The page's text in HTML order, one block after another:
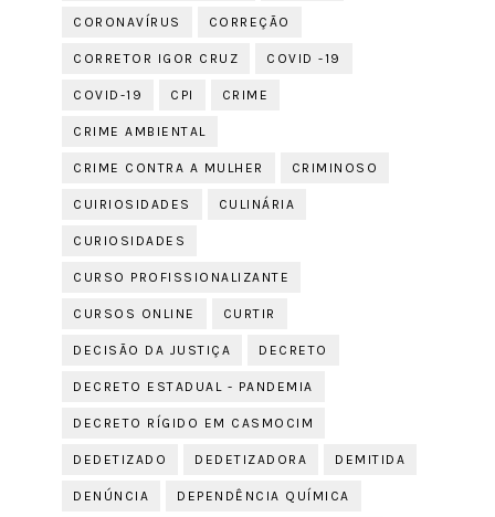
CORONAVÍRUS CORREÇÃO
CORRETOR IGOR CRUZ COVID -19
COVID-19 CPI CRIME
CRIME AMBIENTAL
CRIME CONTRA A MULHER CRIMINOSO
CUIRIOSIDADES CULINÁRIA
CURIOSIDADES
CURSO PROFISSIONALIZANTE
CURSOS ONLINE CURTIR
DECISÃO DA JUSTIÇA DECRETO
DECRETO ESTADUAL - PANDEMIA
DECRETO RÍGIDO EM CASMOCIM
DEDETIZADO DEDETIZADORA DEMITIDA
DENÚNCIA DEPENDÊNCIA QUÍMICA